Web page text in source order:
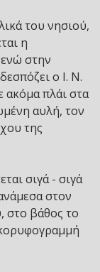
του νησιού,
η
στην
ο Ι. Ν.
πλάι στα
αυλή, τον
της
σιγά - σιγά
στον
στο βάθος το